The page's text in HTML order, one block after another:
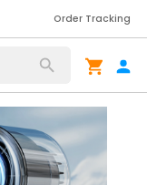
Order Tracking